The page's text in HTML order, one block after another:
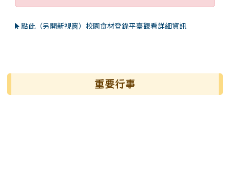
點此（另開新視窗）校園食材登錄平臺觀看詳細資訊
左邊區域內容 重要行事